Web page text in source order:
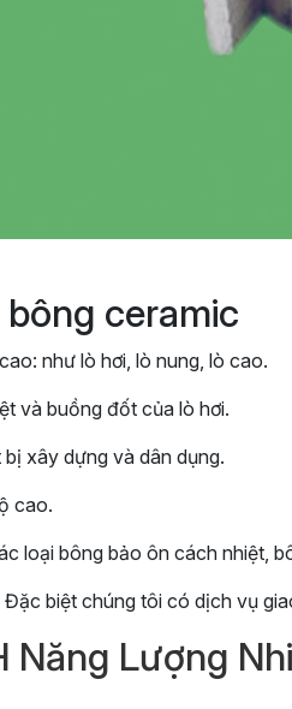
ceramic
như lò hơi, lò nung, lò cao.
và buồng đốt của lò hơi.
xây dựng và dân dụng.
cao.
loại bông bảo ôn cách nhiệt,
biệt chúng tôi có dịch vụ
Năng Lượng